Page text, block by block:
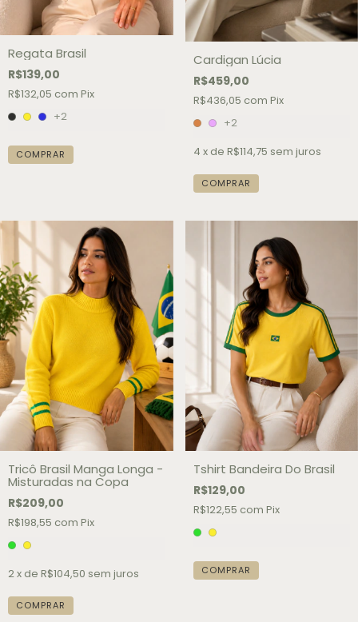
Regata Brasil
R$139,00
R$132,05 com Pix
+2
COMPRAR
Cardigan Lúcia
R$459,00
R$436,05 com Pix
+2
4 x de R$114,75 sem juros
COMPRAR
Tricô Brasil Manga Longa -
Misturadas na Copa
R$209,00
R$198,55 com Pix
2x de R$104,50 sem juros
COMPRAR
Tshirt Bandeira Do Brasil
R$129,00
R$122,55 com Pix
COMPRAR